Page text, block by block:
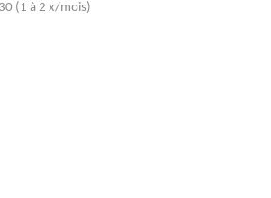
(1 à 2 x/mois)